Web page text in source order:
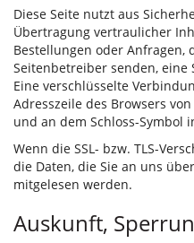
Diese Seite nutzt aus
Übertragung vertraulicher
Bestellungen oder Anfragen,
Seitenbetreiber senden, eine
Eine verschlüsselte
Adresszeile des Browsers
und an dem Schloss-Symbol
Wenn die SSL- bzw. TLS-
die Daten, die Sie an uns
mitgelesen werden.
Auskunft,